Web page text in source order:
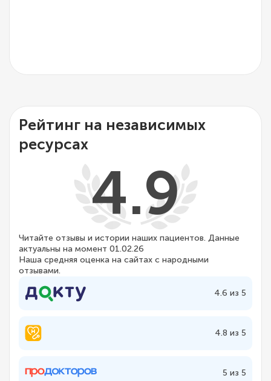
Рейтинг на независимых
ресурсах
4.9
Читайте отзывы и истории наших пациентов. Данные
актуальны на момент 01.02.26
Наша средняя оценка на сайтах с народными
отзывами.
4.6 из 5
4.8 из 5
5 из 5